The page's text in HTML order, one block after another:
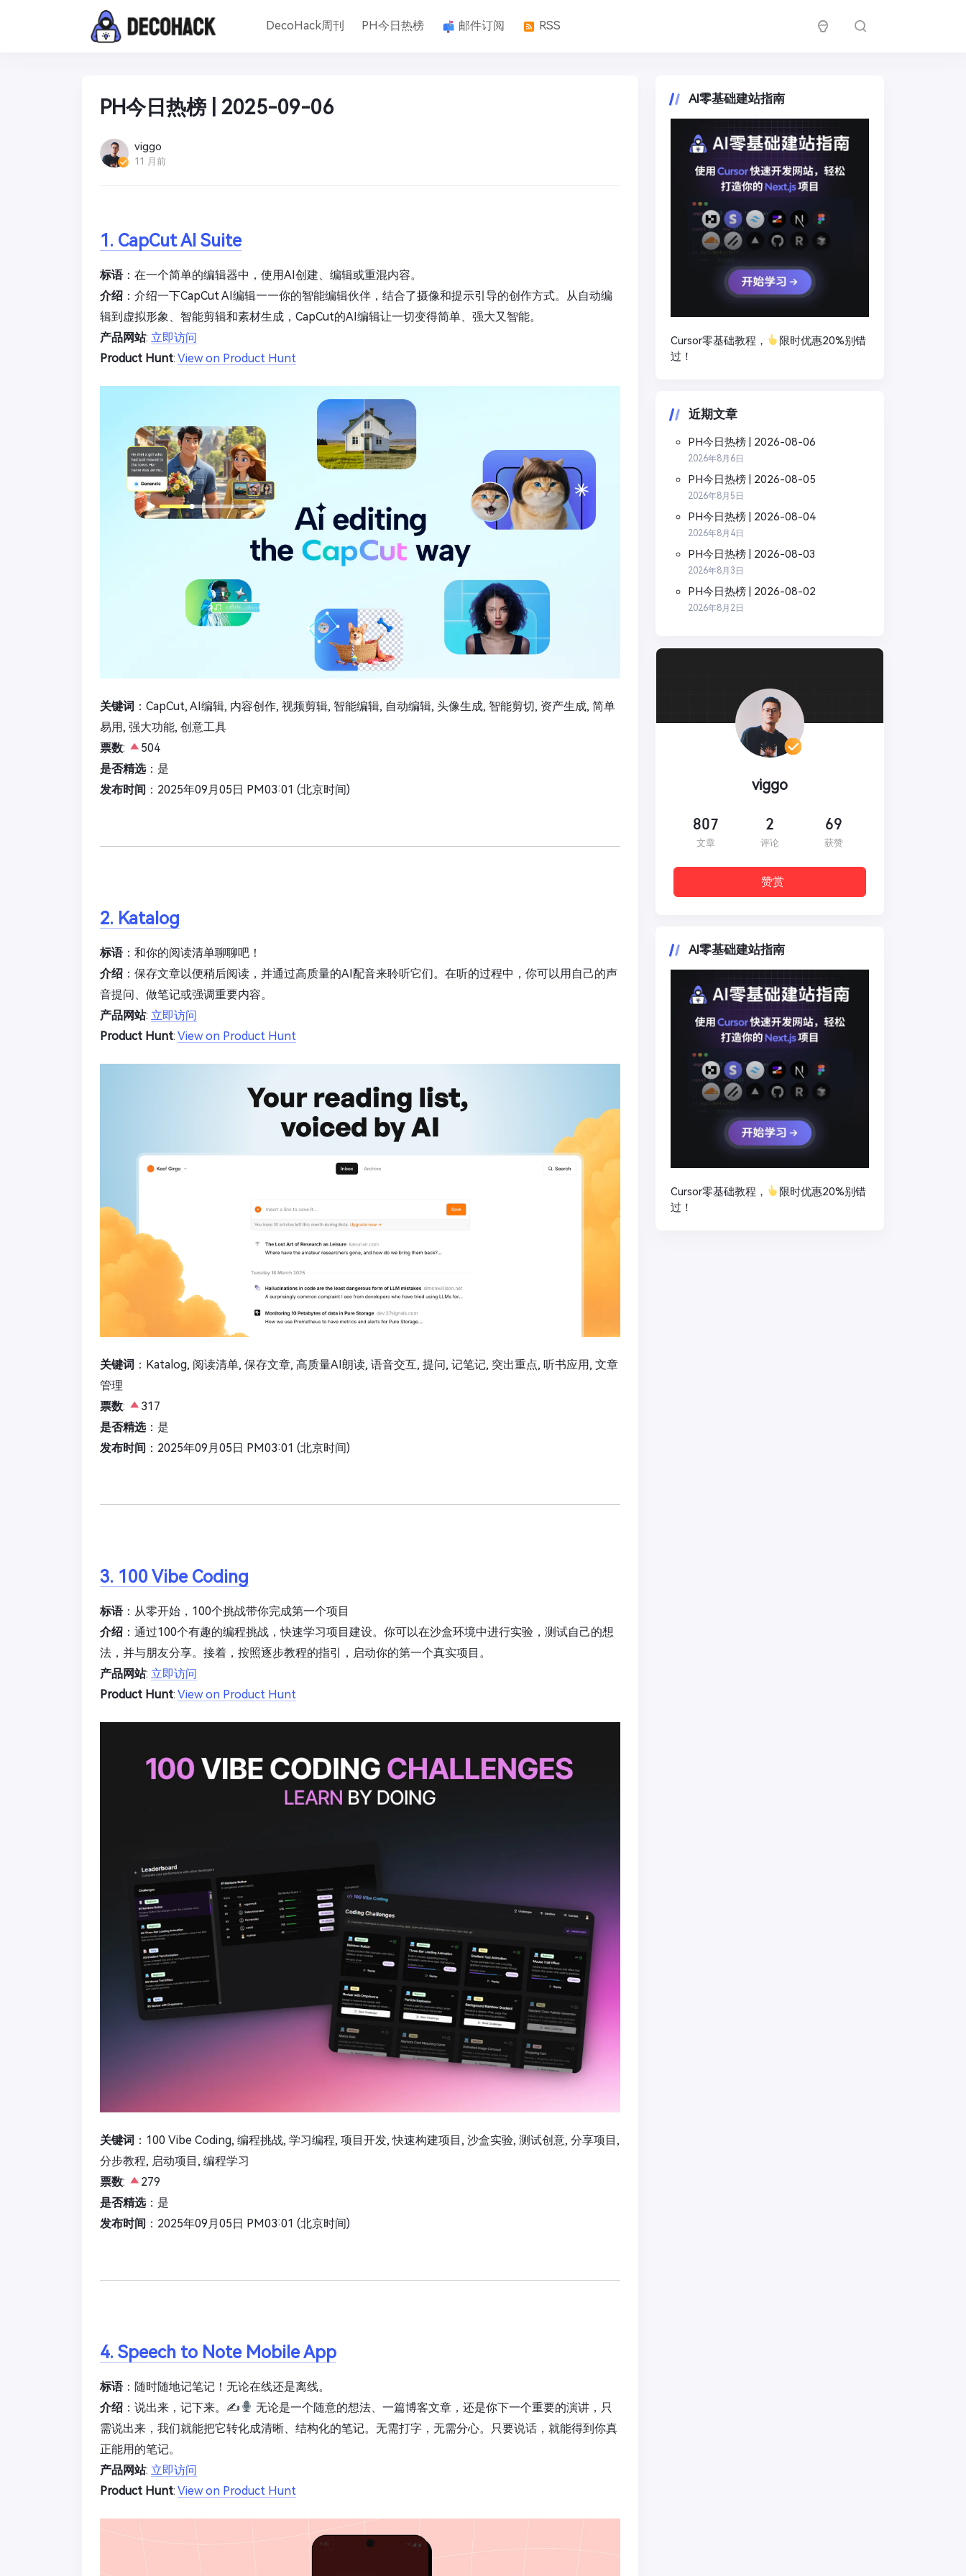
DecoHack周刊 PH今日热榜 邮件订阅 RSS
PH今日热榜 | 2025-09-06
viggo
11 月前
1. CapCut AI Suite
标语：在一个简单的编辑器中，使用AI创建、编辑或重混内容。
介绍 ：介绍一下CapCut AI编辑——你的智能编辑伙伴，结合了摄像和提示引导的创作方式。从自动编
辑到虚拟形象、智能剪辑和素材生成，CapCut的AI编辑让一切变得简单、强大又智能。
产品网站: 立即访问
Product Hunt: View on Product Hunt
关键词 ：CapCut, AI编辑, 内容创作, 视频剪辑, 智能编辑, 自动编辑, 头像生成, 智能剪切, 资产生成, 简单
易用, 强大功能, 创意工具
票数:
504
是否精选：是
发布时间 ：2025年09月05日 PM03:01 (北京时间)
2. Katalog
标语：和你的阅读清单聊聊吧！
介绍 ：保存文章以便稍后阅读，并通过高质量的AI配音来聆听它们。在听的过程中，你可以用自己的声
音提问、做笔记或强调重要内容。
产品网站: 立即访问
Product Hunt: View on Product Hunt
关键词 ：Katalog, 阅读清单, 保存文章, 高质量AI朗读, 语音交互, 提问, 记笔记, 突出重点, 听书应用, 文章
管理
票数:
317
是否精选：是
发布时间 ：2025年09月05日 PM03:01 (北京时间)
3. 100 Vibe Coding
标语：从零开始，100个挑战带你完成第一个项目
介绍 ：通过100个有趣的编程挑战，快速学习项目建设。你可以在沙盒环境中进行实验，测试自己的想
法，并与朋友分享。接着，按照逐步教程的指引，启动你的第一个真实项目。
产品网站: 立即访问
Product Hunt: View on Product Hunt
关键词 ：100 Vibe Coding, 编程挑战, 学习编程, 项目开发, 快速构建项目, 沙盒实验, 测试创意, 分享项目,
分步教程, 启动项目, 编程学习
票数:
279
是否精选：是
发布时间 ：2025年09月05日 PM03:01 (北京时间)
4. Speech to Note Mobile App
标语：随时随地记笔记！无论在线还是离线。
介绍 ：说出来，记下来。✍
无论是一个随意的想法、一篇博客文章，还是你下一个重要的演讲，只
需说出来，我们就能把它转化成清晰、结构化的笔记。无需打字，无需分心。只要说话，就能得到你真
正能用的笔记。
产品网站: 立即访问
Product Hunt: View on Product Hunt
AI零基础建站指南
Cursor零基础教程，
限时优惠20%别错
过！
近期文章
PH今日热榜 | 2026-08-06
2026年8月6日
PH今日热榜 | 2026-08-05
2026年8月5日
PH今日热榜 | 2026-08-04
2026年8月4日
PH今日热榜 | 2026-08-03
2026年8月3日
PH今日热榜 | 2026-08-02
2026年8月2日
viggo
807
文章
2
评论
69
获赞
赞赏
AI零基础建站指南
Cursor零基础教程，
限时优惠20%别错
过！